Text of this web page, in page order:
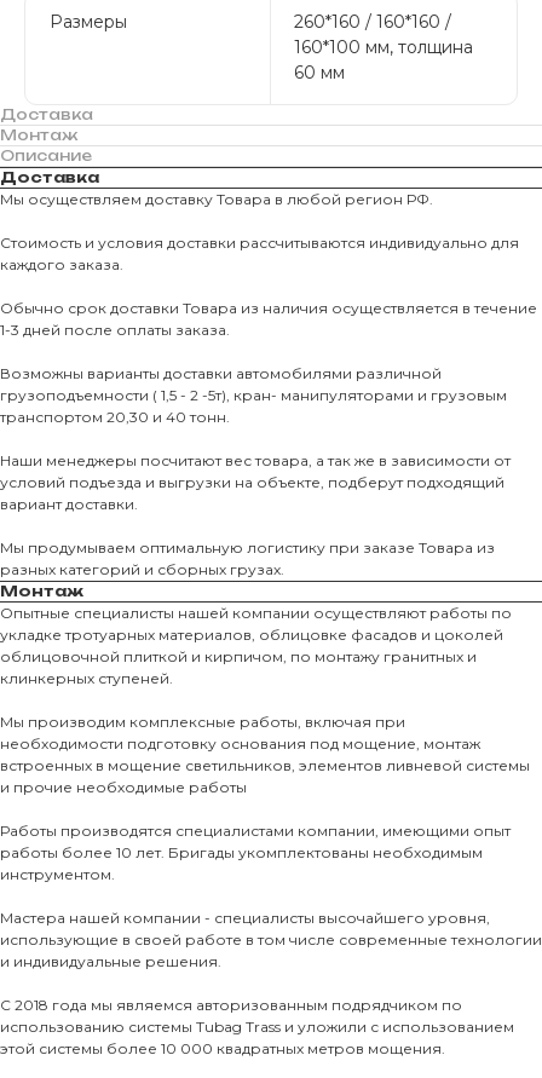
Размеры
260*160 / 160*160 /
160*100 мм, толщина
60 мм
Доставка
Монтаж
Описание
Доставка
Мы осуществляем доставку Товара в любой регион РФ.
Стоимость и условия доставки рассчитываются индивидуально для
каждого заказа.
Обычно срок доставки Товара из наличия осуществляется в течение
1-3 дней после оплаты заказа.
Возможны варианты доставки автомобилями различной
грузоподъемности ( 1,5 - 2 -5т), кран- манипуляторами и грузовым
транспортом 20,30 и 40 тонн.
Наши менеджеры посчитают вес товара, а так же в зависимости от
условий подъезда и выгрузки на объекте, подберут подходящий
вариант доставки.
Мы продумываем оптимальную логистику при заказе Товара из
разных категорий и сборных грузах.
Монтаж
Опытные специалисты нашей компании осуществляют работы по
укладке тротуарных материалов, облицовке фасадов и цоколей
облицовочной плиткой и кирпичом, по монтажу гранитных и
клинкерных ступеней.
Мы производим комплексные работы, включая при
необходимости подготовку основания под мощение, монтаж
встроенных в мощение светильников, элементов ливневой системы
и прочие необходимые работы
Работы производятся специалистами компании, имеющими опыт
работы более 10 лет. Бригады укомплектованы необходимым
инструментом.
Мастера нашей компании - специалисты высочайшего уровня,
использующие в своей работе в том числе современные технологии
и индивидуальные решения.
С 2018 года мы являемся авторизованным подрядчиком по
использованию системы Tubag Trass и уложили с использованием
этой системы более 10 000 квадратных метров мощения.
О КОМПАНИИ
О нас
Уличные
Фасадные
Заборы